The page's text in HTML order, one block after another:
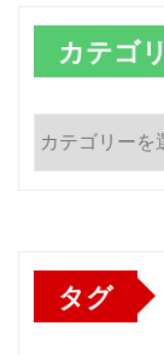
カテゴ
カ
タグ